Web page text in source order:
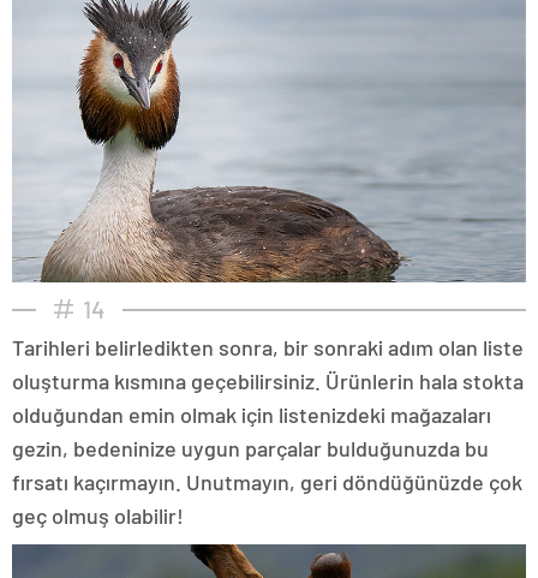
14
Tarihleri belirledikten sonra, bir sonraki adım olan liste
oluşturma kısmına geçebilirsiniz. Ürünlerin hala stokta
olduğundan emin olmak için listenizdeki mağazaları
gezin, bedeninize uygun parçalar bulduğunuzda bu
fırsatı kaçırmayın. Unutmayın, geri döndüğünüzde çok
geç olmuş olabilir!